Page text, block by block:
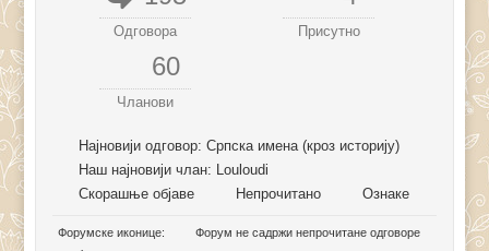
Одговора Присутно
60
Чланови
Најновији одговор:Српска имена (кроз историју)
Наш најновији члан: Louloudi
Скорашње објаве
Непрочитано Ознаке
Форумске иконице:
Форум не садржи непрочитане одговоре